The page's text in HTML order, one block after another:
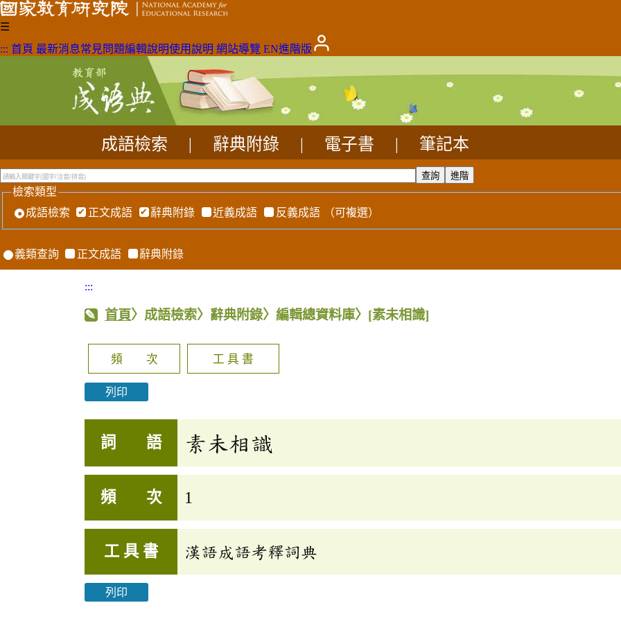
☰
::: 首頁 最新消息常見問題編輯說明使用說明 網站導覽 EN進階版
成語檢索 辭典附錄 電子書 筆記本
檢索類型
成語檢索
正文成語 辭典附錄 近義成語 反義成語 （可複選）
義類查詢 正文成語 辭典附錄
:::
首頁〉成語檢索〉辭典附錄〉編輯總資料庫〉 [素未相識]
頻 次 工 具 書
列印
詞 語 素未相識
頻 次 1
工 具 書 漢語成語考釋詞典
列印